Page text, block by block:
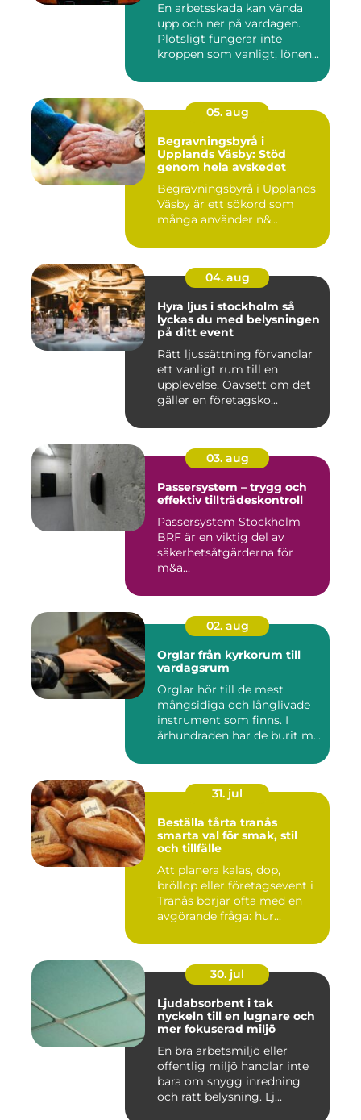
En arbetsskada kan vända
upp och ner på vardagen.
Plötsligt fungerar inte
kroppen som vanligt, lönen...
05. aug
Begravningsbyrå i
Upplands Väsby: Stöd
genom hela avskedet
Begravningsbyrå i Upplands
Väsby är ett sökord som
många använder n&...
04. aug
Hyra ljus i stockholm så
lyckas du med belysningen
på ditt event
Rätt ljussättning förvandlar
ett vanligt rum till en
upplevelse. Oavsett om det
gäller en företagsko...
03. aug
Passersystem – trygg och
effektiv tillträdeskontroll
Passersystem Stockholm
BRF är en viktig del av
säkerhetsåtgärderna för
m&a...
02. aug
Orglar från kyrkorum till
vardagsrum
Orglar hör till de mest
mångsidiga och långlivade
instrument som finns. I
århundraden har de burit m...
31. jul
Beställa tårta tranås
smarta val för smak, stil
och tillfälle
Att planera kalas, dop,
bröllop eller företagsevent i
Tranås börjar ofta med en
avgörande fråga: hur...
30. jul
Ljudabsorbent i tak
nyckeln till en lugnare och
mer fokuserad miljö
En bra arbetsmiljö eller
offentlig miljö handlar inte
bara om snygg inredning
och rätt belysning. Lj...